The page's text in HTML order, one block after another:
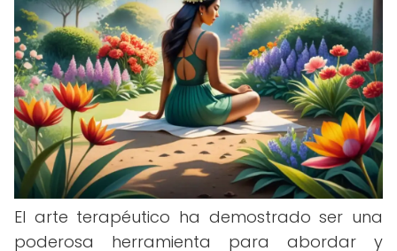
El arte terapéutico ha demostrado ser una
poderosa herramienta para abordar y